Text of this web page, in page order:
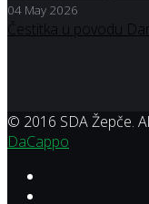
04 May 2026
Čestitka u povodu
© 2016 SDA Žepče.
DaCappo